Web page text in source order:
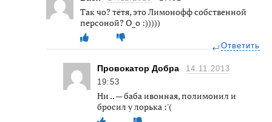
Так чо? тётя, это Лимонофф собственной
персоной? О_о :)))))
Ответить
Провокатор Добра
14.11.2013
19:53
Ни .. — баба ивонная, полимонил и
бросил у лорька :'(